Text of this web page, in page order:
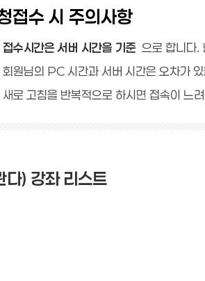
접수 시 주의사항
접수시간은 서버 시간을 기준 으로 합니다.
원님의 PC 시간과 서버 시간은 오차가 있
로 고침을 반복적으로 하시면 접속이 느
다) 강좌 리스트